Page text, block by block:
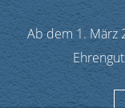
Ab dem 1. März